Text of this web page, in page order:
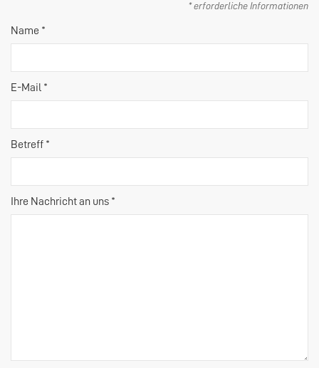
* erforderliche Informationen
Name *
E-Mail *
Betreff *
Ihre Nachricht an uns *